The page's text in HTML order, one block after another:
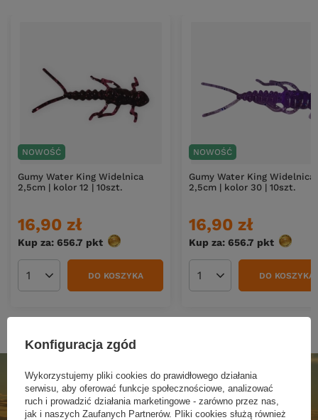
NOWOŚĆ
Gumy Water King Widelnica
2,5cm | kolor 12 | 10szt.
16,90 zł
Kup za: 656.7 pkt punktów
Ilość produktówDO KOSZYKA
NOWOŚĆ
Gumy Water King Widelnica
2,5cm | kolor 30 | 10szt.
16,90 zł
Kup za: 656.7 pkt
Ilość produktówDO KOSZYKA
Konfiguracja zgód
Wykorzystujemy pliki cookies do prawidłowego działania
serwisu, aby oferować funkcje społecznościowe, analizować
ruch i prowadzić działania marketingowe - zarówno przez nas,
jak i naszych Zaufanych Partnerów. Pliki cookies służą również